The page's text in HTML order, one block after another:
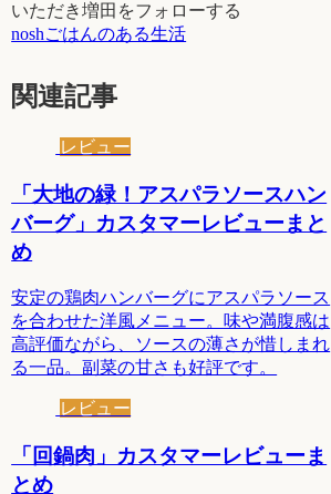
いただき増田をフォローする
noshごはんのある生活
関連記事
レビュー
「大地の緑！アスパラソースハン
バーグ」カスタマーレビューまと
め
安定の鶏肉ハンバーグにアスパラソース
を合わせた洋風メニュー。味や満腹感は
高評価ながら、ソースの薄さが惜しまれ
る一品。副菜の甘さも好評です。
レビュー
「回鍋肉」カスタマーレビューま
とめ